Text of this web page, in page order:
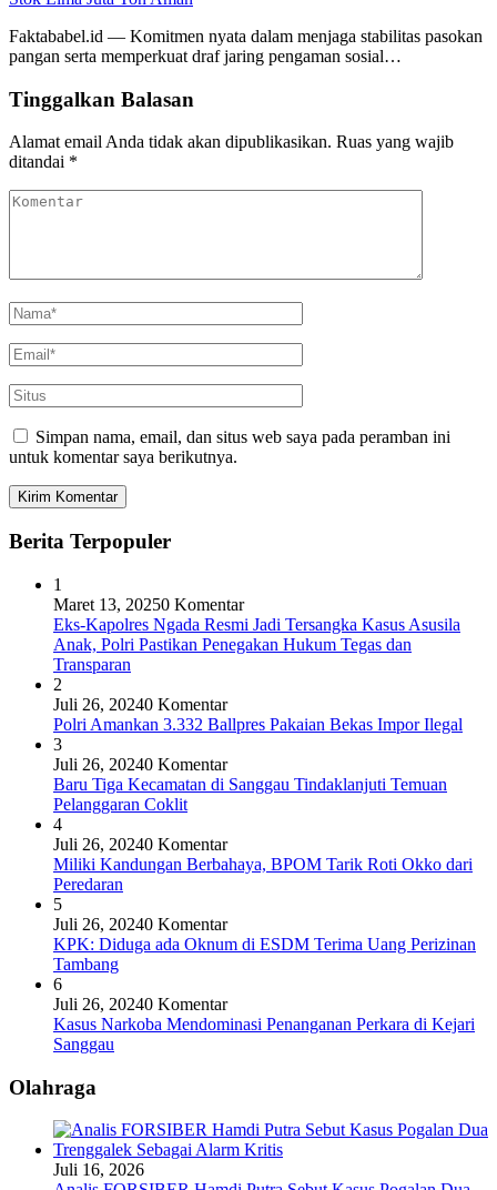
Faktababel.id — Komitmen nyata dalam menjaga stabilitas pasokan
pangan serta memperkuat draf jaring pengaman sosial…
Tinggalkan Balasan
Alamat email Anda tidak akan dipublikasikan. Ruas yang wajib
ditandai *
Simpan nama, email, dan situs web saya pada peramban ini
untuk komentar saya berikutnya.
Berita Terpopuler
1
Maret 13, 20250 Komentar
Eks-Kapolres Ngada Resmi Jadi Tersangka Kasus Asusila
Anak, Polri Pastikan Penegakan Hukum Tegas dan
Transparan
2
Juli 26, 20240 Komentar
Polri Amankan 3.332 Ballpres Pakaian Bekas Impor Ilegal
3
Juli 26, 20240 Komentar
Baru Tiga Kecamatan di Sanggau Tindaklanjuti Temuan
Pelanggaran Coklit
4
Juli 26, 20240 Komentar
Miliki Kandungan Berbahaya, BPOM Tarik Roti Okko dari
Peredaran
5
Juli 26, 20240 Komentar
KPK: Diduga ada Oknum di ESDM Terima Uang Perizinan
Tambang
6
Juli 26, 20240 Komentar
Kasus Narkoba Mendominasi Penanganan Perkara di Kejari
Sanggau
Olahraga
Juli 16, 2026